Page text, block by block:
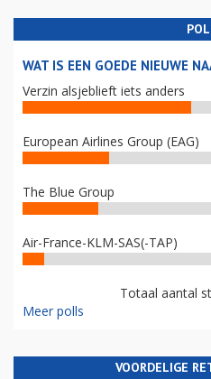
WAT IS EEN GOEDE NIEUWE
Verzin alsjeblieft iets anders
European Airlines Group (EAG)
The Blue Group
Air-France-KLM-SAS(-TAP)
Totaal aantal
Meer polls
VOORDELIGE